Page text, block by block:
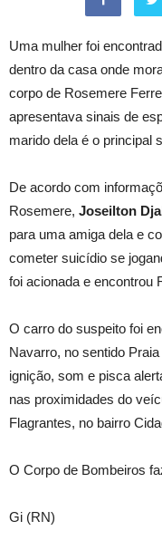
Uma mulher foi
dentro da casa onde
corpo de Rosemere
apresentava sinais de
marido dela é o principal
De acordo com
Rosemere, Joseilton
para uma amiga dela e
cometer suicídio se
foi acionada e encontrou
O carro do suspeito foi
Navarro, no sentido
ignição, som e pisca
nas proximidades do
Flagrantes, no bairro
O Corpo de Bombeiros
Gi (RN)